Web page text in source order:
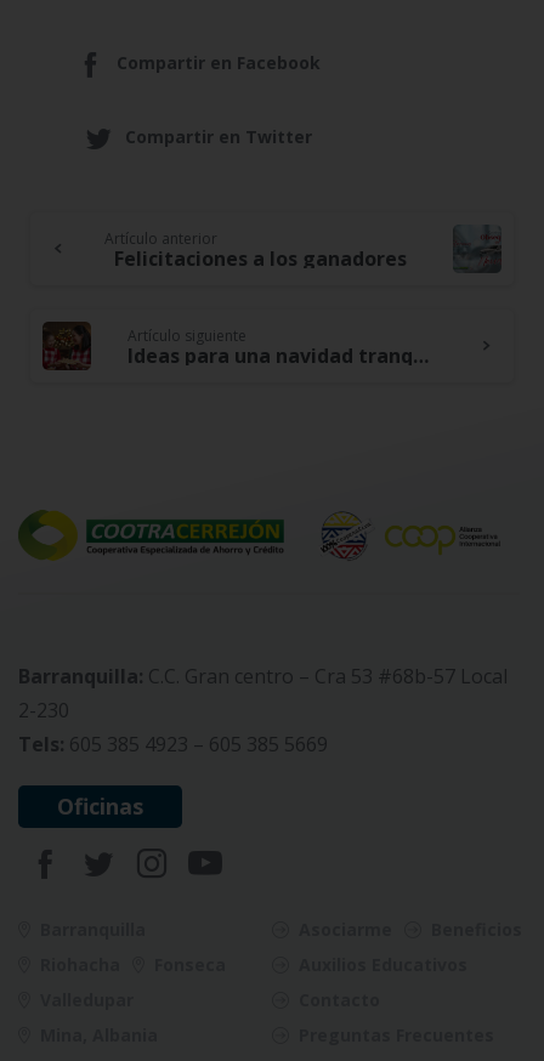
Compartir en Facebook
Compartir en Twitter
Continue
Reading
Artículo anterior
Felicitaciones a los ganadores
Artículo siguiente
Ideas para una navidad tranquila en familia
Barranquilla: C.C. Gran centro – Cra 53 #68b-57 Local
2-230
Tels: 605 385 4923 – 605 385 5669
Oficinas